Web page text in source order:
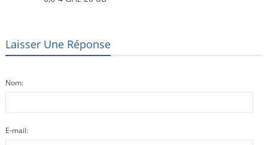
Laisser Une Réponse
Nom:
E-mail: